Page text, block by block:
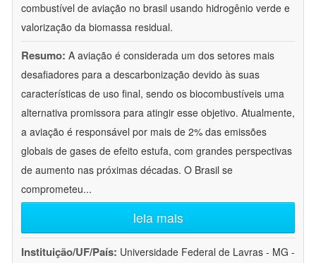
combustível de aviação no brasil usando hidrogênio verde e
valorização da biomassa residual.
Resumo: A aviação é considerada um dos setores mais
desafiadores para a descarbonização devido às suas
características de uso final, sendo os biocombustíveis uma
alternativa promissora para atingir esse objetivo. Atualmente,
a aviação é responsável por mais de 2% das emissões
globais de gases de efeito estufa, com grandes perspectivas
de aumento nas próximas décadas. O Brasil se
comprometeu...
leia mais
Instituição/UF/País: Universidade Federal de Lavras - MG -